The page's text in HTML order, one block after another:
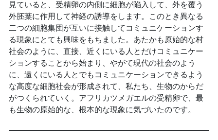
見ていると、受精卵の内側に細胞が陥入して、外を覆う
外胚葉に作用して神経の誘導をします。このとき異なる
二つの細胞集団が互いに接触してコミュニケーションす
る現象にとても興味をもちました。あたかも原始的な村
社会のように、直接、近くにいる人とだけコミュニケー
ションすることから始まり、やがて現代の社会のよう
に、遠くにいる人とでもコミュニケーションできるよう
な高度な細胞社会が形成されて、私たち、生物のからだ
がつくられていく。アフリカツメガエルの受精卵で、最
も生物の原始的な、根本的な現象に気づいたのです。